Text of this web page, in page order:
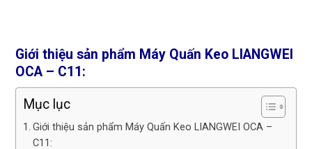
Giới thiệu sản phẩm Máy Quấn Keo LIANGWEI
OCA – C11:
Mục lục
Giới thiệu sản phẩm Máy Quấn Keo LIANGWEI OCA –
C11: